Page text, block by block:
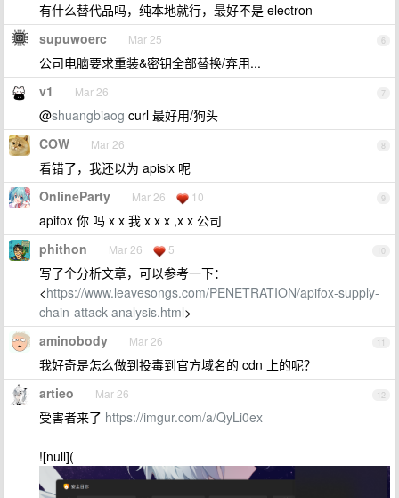
有什么替代品吗，纯本地就行，最好不是 electron
6
supuwoerc Mar 25
公司电脑要求重装&密钥全部替换/弃用...
7
v1 Mar 26
@shuangbiaog curl 最好用/狗头
8
COW Mar 26
看错了，我还以为 apisix 呢
9
OnlineParty Mar 26 10
apifox 你 吗 x x 我 x x x ,x x 公司
10
phithon Mar 26 5
写了个分析文章，可以参考一下：
<https://www.leavesongs.com/PENETRATION/apifox-supply-
chain-attack-analysis.html>
11
aminobody Mar 26
我好奇是怎么做到投毒到官方域名的 cdn 上的呢？
12
artieo Mar 26
受害者来了 https://imgur.com/a/QyLi0ex
![null](